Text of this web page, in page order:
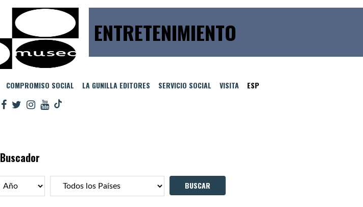
ENTRETENIMIENTO
COMPROMISO SOCIAL LA GUNILLA EDITORES SERVICIO SOCIAL VISITA ESP
Buscador